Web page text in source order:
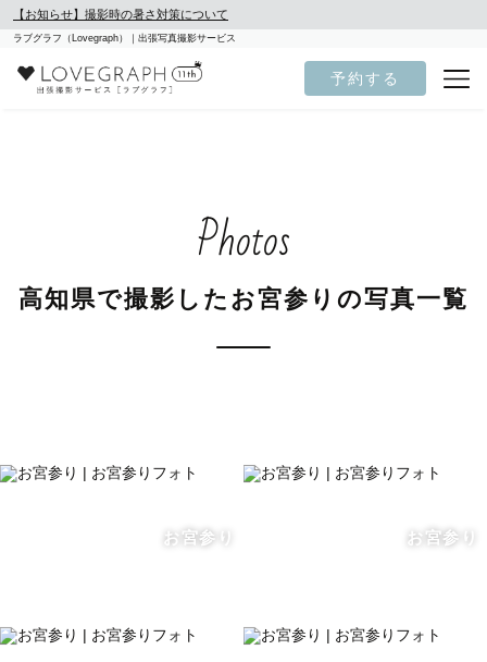
【お知らせ】撮影時の暑さ対策について
ラブグラフ（Lovegraph）｜出張写真撮影サービス
予約する
Photos
高知県で撮影したお宮参りの写真一覧
お宮参り お宮参り